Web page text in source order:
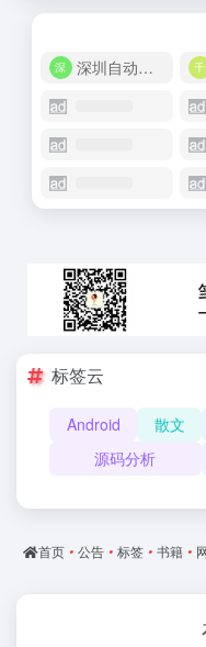
深圳自动化商城
标签云
Android 散文
源码分析
首页 • 公告 • 标签 • 书籍 •